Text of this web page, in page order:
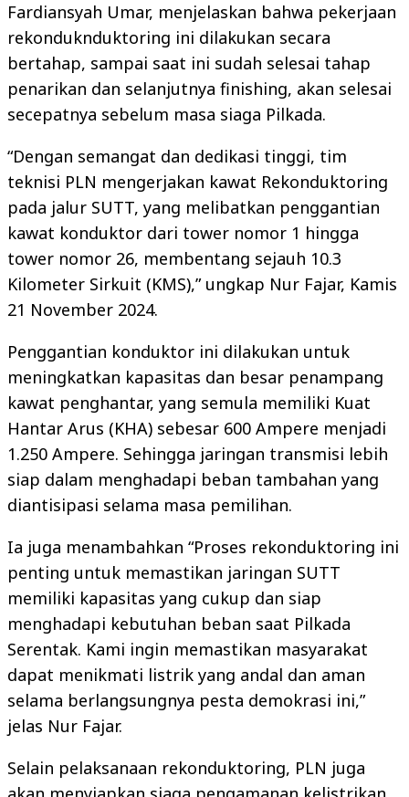
Fardiansyah Umar, menjelaskan bahwa pekerjaan
rekonduknduktoring ini dilakukan secara
bertahap, sampai saat ini sudah selesai tahap
penarikan dan selanjutnya finishing, akan selesai
secepatnya sebelum masa siaga Pilkada.
“Dengan semangat dan dedikasi tinggi, tim
teknisi PLN mengerjakan kawat Rekonduktoring
pada jalur SUTT, yang melibatkan penggantian
kawat konduktor dari tower nomor 1 hingga
tower nomor 26, membentang sejauh 10.3
Kilometer Sirkuit (KMS),” ungkap Nur Fajar, Kamis
21 November 2024.
Penggantian konduktor ini dilakukan untuk
meningkatkan kapasitas dan besar penampang
kawat penghantar, yang semula memiliki Kuat
Hantar Arus (KHA) sebesar 600 Ampere menjadi
1.250 Ampere. Sehingga jaringan transmisi lebih
siap dalam menghadapi beban tambahan yang
diantisipasi selama masa pemilihan.
Ia juga menambahkan “Proses rekonduktoring ini
penting untuk memastikan jaringan SUTT
memiliki kapasitas yang cukup dan siap
menghadapi kebutuhan beban saat Pilkada
Serentak. Kami ingin memastikan masyarakat
dapat menikmati listrik yang andal dan aman
selama berlangsungnya pesta demokrasi ini,”
jelas Nur Fajar.
Selain pelaksanaan rekonduktoring, PLN juga